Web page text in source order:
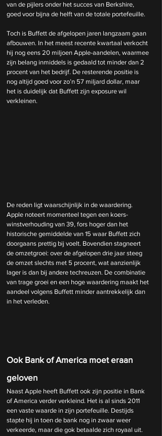
van de pijlers onder het succes van Berkshire,
goed voor bijna de helft van de totale portefeuille.
Toch is Buffett de afgelopen jaren langzaam gaan
afbouwen. In het meest recente kwartaal verkocht
hij nog eens 20 miljoen Apple-aandelen, waarmee
zijn belang inmiddels is gedaald tot minder dan 2
procent van het bedrijf. De resterende positie is
nog altijd goed voor zo’n 57 miljard dollar, maar
het is duidelijk dat Buffett zijn exposure wil
verkleinen.
De reden ligt waarschijnlijk in de waardering.
Apple noteert momenteel tegen een koers-
winstverhouding van 39, fors hoger dan het
historische gemiddelde van 15 waar Buffett zich
doorgaans prettig bij voelt. Bovendien stagneert
de omzetgroei: over de afgelopen drie jaar steeg
de omzet slechts met 5 procent, wat aanzienlijk
lager is dan bij andere techreuzen. De combinatie
van trage groei en een hoge waardering maakt het
aandeel volgens Buffett minder aantrekkelijk dan
in het verleden.
Ook Bank of America moet eraan
geloven
Naast Apple heeft Buffett ook zijn positie in Bank
of America verder verkleind. Het is al sinds 2011
een vaste waarde in zijn portefeuille. Destijds
stapte hij in toen de bank nog in zwaar weer
verkeerde, maar die gok betaalde zich royaal uit.